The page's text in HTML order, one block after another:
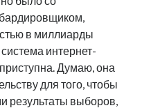
в миллиарды
интернет-
Думаю, она
для того, чтобы
результаты выборов,